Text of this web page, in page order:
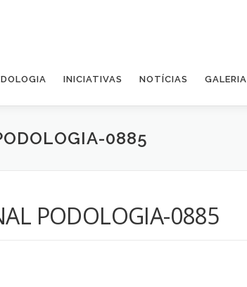
INICIATIVAS NOTÍCIAS GALERIA
0885
PODOLOGIA-0885